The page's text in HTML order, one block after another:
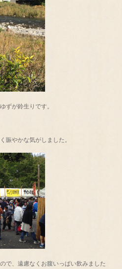
ずが鈴生りです。
賑やかな気がしました。
で、遠慮なくお腹いっぱい飲みました